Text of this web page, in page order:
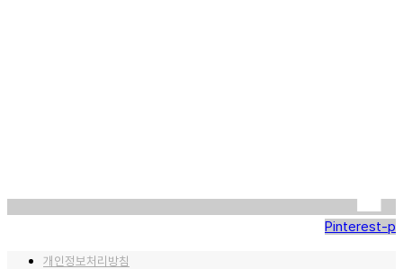
Pinterest-p
개인정보처리방침